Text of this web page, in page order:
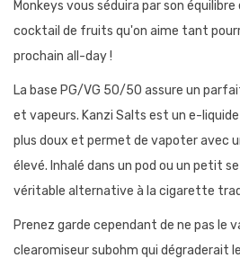
Monkeys vous séduira par son
cocktail de fruits qu'on aime tant
prochain all-day !
La base PG/VG 50/50 assure un
et vapeurs. Kanzi Salts est un e-
plus doux et permet de vapoter avec
élevé. Inhalé dans un pod ou un petit
véritable alternative à la cigarette
Prenez garde cependant de ne pas le
clearomiseur subohm qui dégraderait